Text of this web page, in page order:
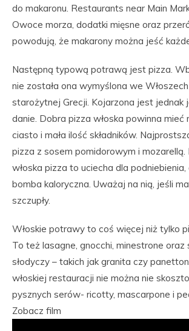
do makaronu. Restaurants near Main
Owoce morza, dodatki mięsne oraz
powodują, że makarony można jeść
Następną typową potrawą jest pizza.
nie została ona wymyślona we
starożytnej Grecji. Kojarzona jest jednak
danie. Dobra pizza włoska powinna mieć
ciasto i mała ilość składników.
pizza z sosem pomidorowym i
włoska pizza to uciecha dla
bomba kaloryczna. Uważaj na nią, jeśli
szczupły.
Włoskie potrawy to coś więcej niż tylko
To też lasagne, gnocchi, minestrone oraz
słodyczy – takich jak granita czy
włoskiej restauracji nie można nie
pysznych serów- ricotty, mascarpone i
Zobacz film